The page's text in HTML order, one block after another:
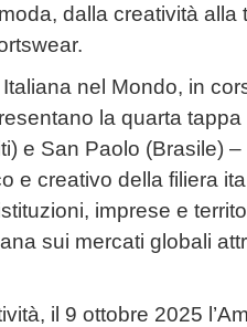
dalla creatività alla
nel Mondo, in
la quarta
e San Paolo (Brasile)
e creativo della filiera
imprese e
sui mercati globali
il 9 ottobre 2025